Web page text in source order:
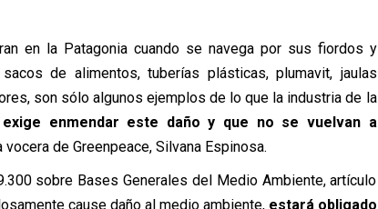
en la Patagonia cuando se navega por sus fiordos y
de alimentos, tuberías plásticas, plumavit, jaulas
son sólo algunos ejemplos de lo que la industria de la
exige enmendar este daño y que no se vuelvan a
vocera de Greenpeace, Silvana Espinosa.
sobre Bases Generales del Medio Ambiente, artículo
cause daño al medio ambiente, estará obligado